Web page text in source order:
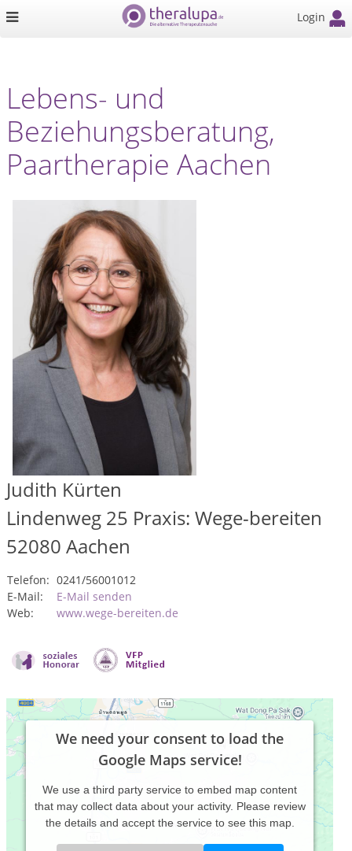
Login
Lebens- und
Beziehungsberatung,
Paartherapie Aachen
Judith Kürten
Lindenweg 25 Praxis: Wege-bereiten
52080 Aachen
Telefon: 0241/56001012
E-Mail:
E-Mail senden
Web:
www.wege-bereiten.de
We need your consent to load the
Google Maps service!
We use a third party service to embed map content
that may collect data about your activity. Please review
the details and accept the service to see this map.